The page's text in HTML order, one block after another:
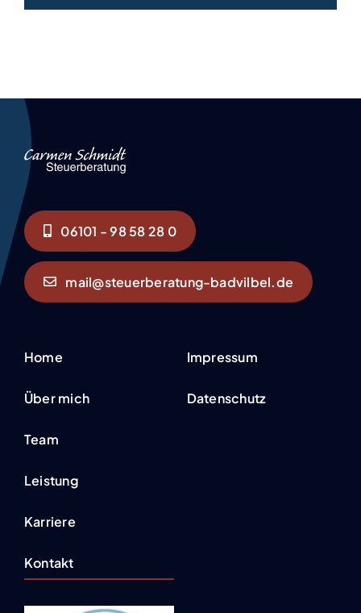
06101 - 98 58 28 0
mail@steuerberatung-badvilbel.de
Home
Über mich
Team
Leistung
Karriere
Kontakt
Impressum
Datenschutz